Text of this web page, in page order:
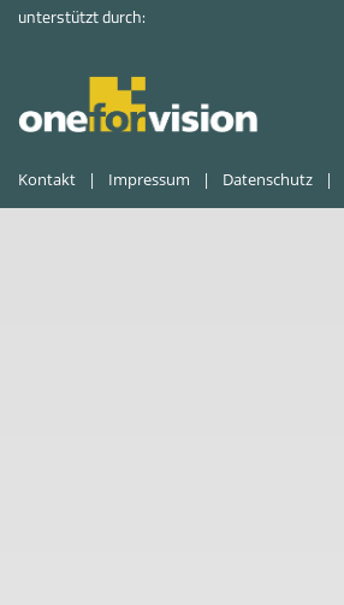
unterstützt durch:
Kontakt Impressum Datenschutz